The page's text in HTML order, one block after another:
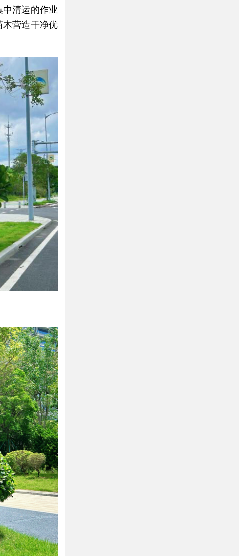
清运的作业
营造干净优